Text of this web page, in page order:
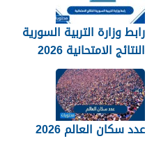
رابط وزارة التربية السورية
النتائج الامتحانية 2026
عدد سكان العالم 2026